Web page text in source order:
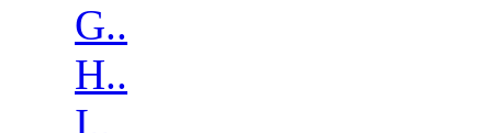
G..
H..
I..